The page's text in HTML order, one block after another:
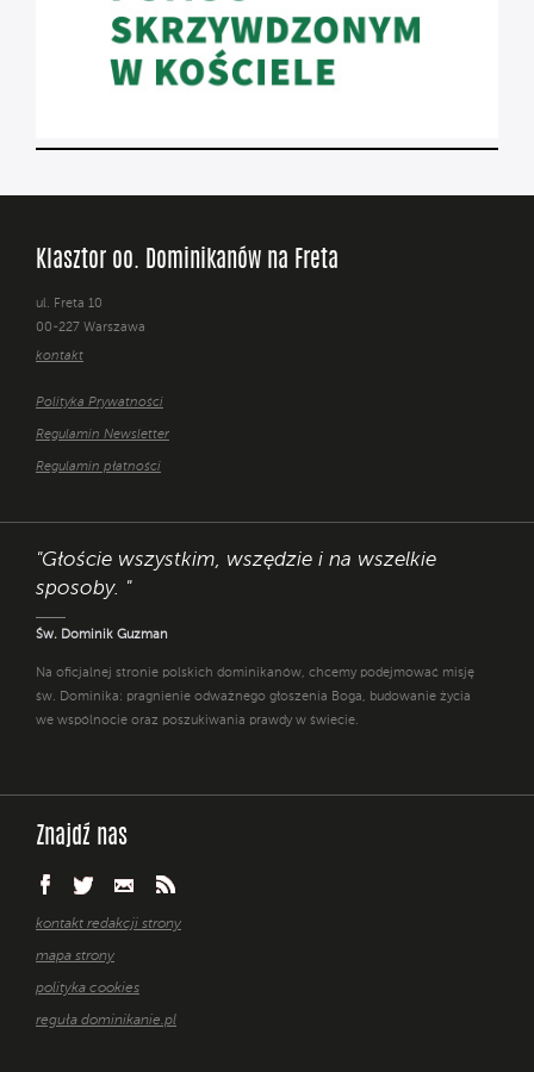
Klasztor oo. Dominikanów na Freta
ul. Freta 10
00-227 Warszawa
kontakt
Polityka Prywatności
Regulamin Newsletter
Regulamin płatności
"Głoście wszystkim, wszędzie i na wszelkie
sposoby. "
Św. Dominik Guzman
Na oficjalnej stronie polskich dominikanów, chcemy podejmować misję
św. Dominika: pragnienie odważnego głoszenia Boga, budowanie życia
we wspólnocie oraz poszukiwania prawdy w świecie.
Znajdź nas
kontakt redakcji strony
mapa strony
polityka cookies
reguła dominikanie.pl